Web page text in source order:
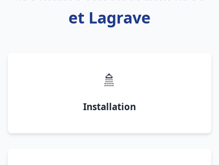
et Lagrave
🚿
Installation